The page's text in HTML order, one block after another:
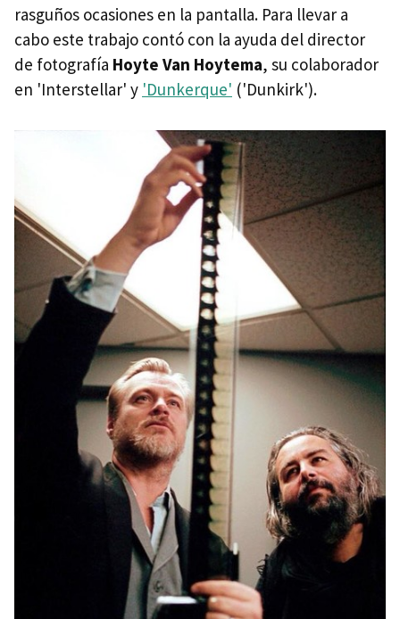
rasguños ocasiones en la pantalla. Para llevar a
cabo este trabajo contó con la ayuda del director
de fotografía Hoyte Van Hoytema, su colaborador
en 'Interstellar' y 'Dunkerque' ('Dunkirk').